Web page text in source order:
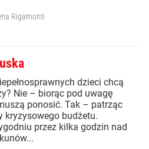
Rigamonti
dzieci chcą
Nie – biorąc pod uwagę
ponosić. Tak – patrząc
kryzysowego budżetu.
przez kilka godzin nad